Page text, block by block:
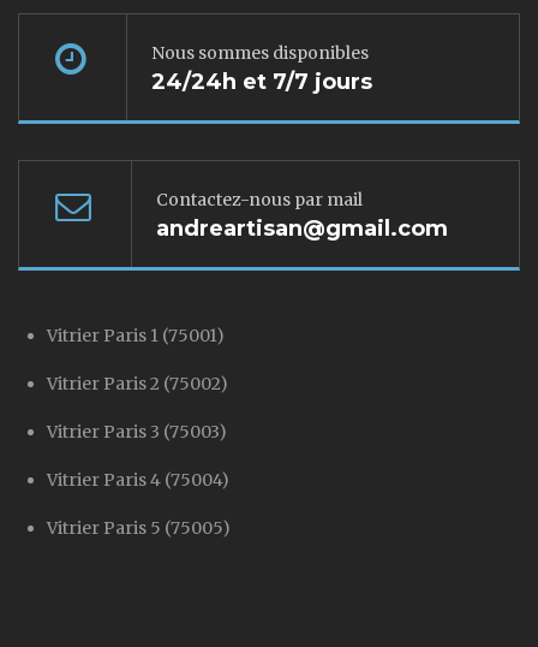
Nous sommes disponibles
24/24h et 7/7 jours
Contactez-nous par mail
andreartisan@gmail.com
Vitrier Paris 1 (75001)
Vitrier Paris 2 (75002)
Vitrier Paris 3 (75003)
Vitrier Paris 4 (75004)
Vitrier Paris 5 (75005)